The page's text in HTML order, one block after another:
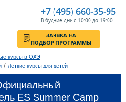
+7 (495) 660-35-95
В будние дни с 10:00 до 19:00
ЗАЯВКА НА
ПОДБОР ПРОГРАММЫ
курсы в ОАЭ
/ Летние курсы для детей
ES Summer Camp